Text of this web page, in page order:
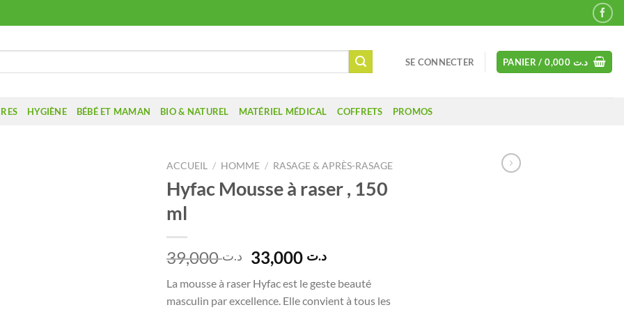
SE CONNECTER PANIER / د.ت
HYGIÈNE BÉBÉ ET MAMAN BIO & NATUREL MATÉRIEL MÉDICAL COFFRETS PROMOS
ACCUEIL / HOMME / RASAGE & APRÈS-RASAGE
Hyfac Mousse à raser , 150
ml
د.ت39,000
Le
prix
initial
était :
د.تLe
actuel
est :
La mousse à raser Hyfac est le geste beauté
masculin par excellence. Elle convient à tous les